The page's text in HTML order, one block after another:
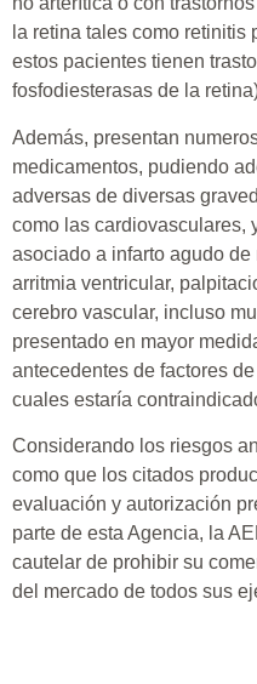
la retina tales como
estos pacientes tienen
fosfodiesterasas de la
Además, presentan
medicamentos, pudiendo
adversas de diversas
como las cardiovasculares,
asociado a infarto agudo
arritmia ventricular,
cerebro vascular, incluso
presentado en mayor
antecedentes de factores
cuales estaría
Considerando los riesgos
como que los citados
evaluación y autorización
parte de esta Agencia, la
cautelar de prohibir su
del mercado de todos sus